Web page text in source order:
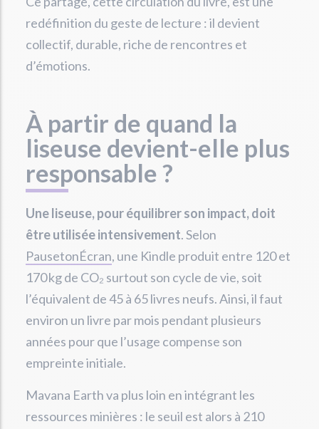
redéfinition du geste de lecture : il devient
collectif, durable, riche de rencontres et
d’émotions.
À partir de quand la
liseuse devient-elle plus
responsable ?
Une liseuse, pour équilibrer son impact, doit
être utilisée intensivement. Selon
PausetonÉcran, une Kindle produit entre 120 et
170 kg de CO₂ surtout son cycle de vie, soit
l’équivalent de 45 à 65 livres neufs. Ainsi, il faut
environ un livre par mois pendant plusieurs
années pour que l’usage compense son
empreinte initiale.
Mavana Earth va plus loin en intégrant les
ressources minières : le seuil est alors à 210